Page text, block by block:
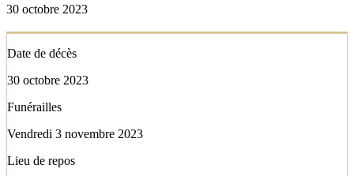
30 octobre 2023
Date de décès
30 octobre 2023
Funérailles
Vendredi 3 novembre 2023
Lieu de repos